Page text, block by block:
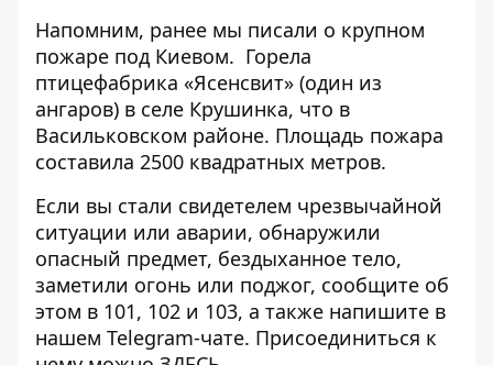
Напомним, ранее мы писали о крупном
пожаре под Киевом. Горела
птицефабрика «Ясенсвит» (один из
ангаров) в селе Крушинка, что в
Васильковском районе. Площадь пожара
составила 2500 квадратных метров.
Если вы стали свидетелем чрезвычайной
ситуации или аварии, обнаружили
опасный предмет, бездыханное тело,
заметили огонь или поджог, сообщите об
этом в 101, 102 и 103, а также напишите в
нашем Telegram-чате. Присоединиться к